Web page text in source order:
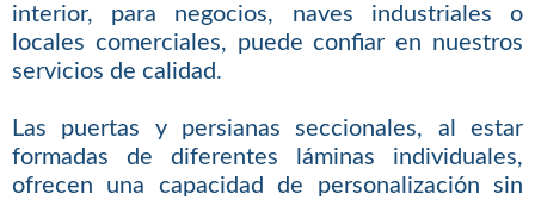
interior, para negocios, naves industriales o
locales comerciales, puede confiar en nuestros
servicios de calidad.
Las puertas y persianas seccionales, al estar
formadas de diferentes láminas individuales,
ofrecen una capacidad de personalización sin